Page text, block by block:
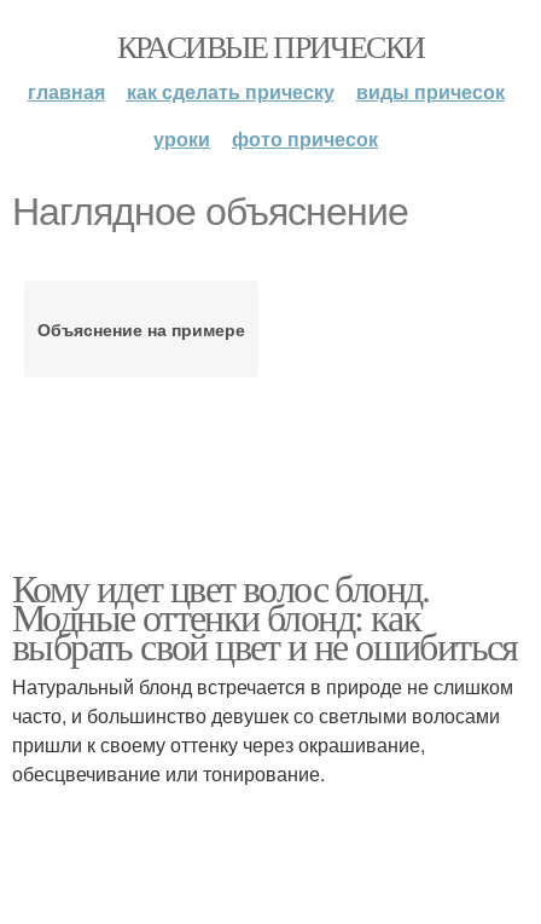
КРАСИВЫЕ ПРИЧЕСКИ
главная как сделать прическу
виды причесок
уроки
фото причесок
Наглядное объяснение
Объяснение на примере
Кому идет цвет волос блонд.
Модные оттенки блонд: как
выбрать свой цвет и не ошибиться
Натуральный блонд встречается в природе не слишком
часто, и большинство девушек со светлыми волосами
пришли к своему оттенку через окрашивание,
обесцвечивание или тонирование.